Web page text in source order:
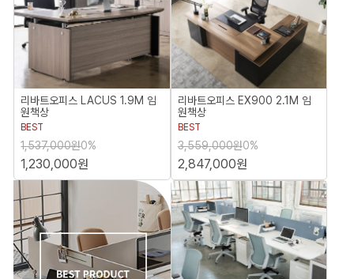
리바트오피스 LACUS 1.9M 임
원책상
BEST
1,537,000원0%
1,230,000원
리바트오피스 EX900 2.1M 임
원책상
BEST
3,559,000원0%
2,847,000원